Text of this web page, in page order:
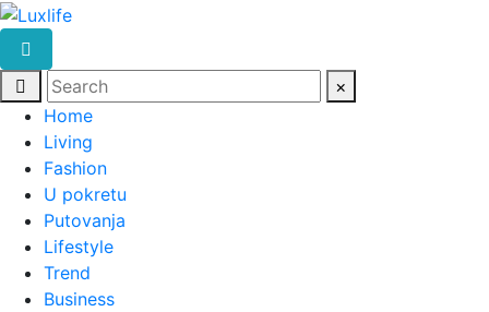
×
Home
Living
Fashion
U pokretu
Putovanja
Lifestyle
Trend
Business